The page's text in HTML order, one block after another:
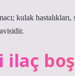
kulak